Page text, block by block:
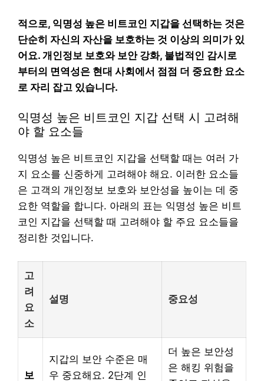
적으로, 익명성 높은 비트코인 지갑을 선택하는 것은
단순히 자신의 자산을 보호하는 것 이상의 의미가 있
어요. 개인정보 보호와 보안 강화, 불법적인 감시로
부터의 면역성은 현대 사회에서 점점 더 중요한 요소
로 자리 잡고 있습니다.
익명성 높은 비트코인 지갑 선택 시 고려해
야 할 요소들
익명성 높은 비트코인 지갑을 선택할 때는 여러 가
지 요소를 신중하게 고려해야 해요. 이러한 요소들
은 고객의 개인정보 보호와 보안성을 높이는 데 중
요한 역할을 합니다. 아래의 표는 익명성 높은 비트
코인 지갑을 선택할 때 고려해야 할 주요 요소들을
정리한 것입니다.
고
려
요
소
설명 중요성
보
지갑의 보안 수준은 매
우 중요해요. 2단계 인
더 높은 보안성
은 해킹 위험을